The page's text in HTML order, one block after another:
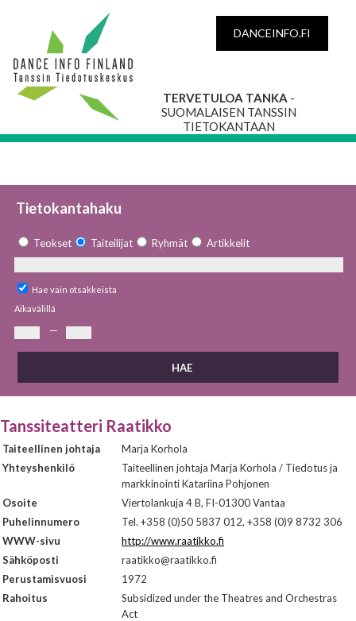
DANCEINFO.FI
TERVETULOA TANKA -
SUOMALAISEN TANSSIN
TIETOKANTAAN
Tietokantahaku
Teokset Taiteilijat Ryhmät Artikkelit
Hae vain otsakkeista
Aikavälillä
—
Tanssiteatteri Raatikko
Taiteellinen johtaja
Marja Korhola
Yhteyshenkilö
Taiteellinen johtaja Marja Korhola / Tiedotus ja
markkinointi Katariina Pohjonen
Osoite
Viertolankuja 4 B, FI-01300 Vantaa
Puhelinnumero
Tel. +358 (0)50 5837 012, +358 (0)9 8732 306
WWW-sivu
http://www.raatikko.fi
Sähköposti
raatikko@raatikko.fi
Perustamisvuosi
1972
Rahoitus
Subsidized under the Theatres and Orchestras
Act